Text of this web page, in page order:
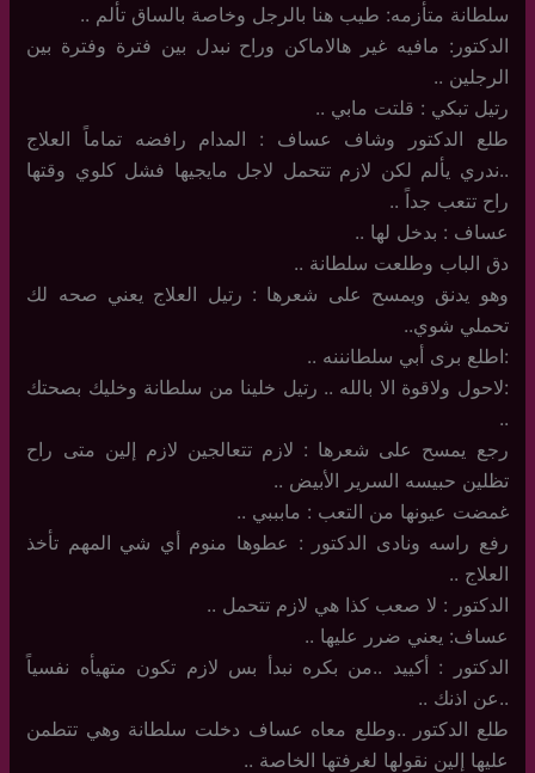
سلطانة متأزمه: طيب هنا بالرجل وخاصة بالساق تألم ..
الدكتور: مافيه غير هالاماكن وراح نبدل بين فترة وفترة بين
الرجلين ..
رتيل تبكي : قلتت مابي ..
طلع الدكتور وشاف عساف : المدام رافضه تماماً العلاج
..ندري يألم لكن لازم تتحمل لاجل مايجيها فشل كلوي وقتها
راح تتعب جداً ..
عساف : بدخل لها ..
دق الباب وطلعت سلطانة ..
وهو يدنق ويمسح على شعرها : رتيل العلاج يعني صحه لك
تحملي شوي..
:اطلع برى أبي سلطانننه ..
:لاحول ولاقوة الا بالله .. رتيل خلينا من سلطانة وخليك بصحتك
..
رجع يمسح على شعرها : لازم تتعالجين لازم إلين متى راح
تظلين حبيسه السرير الأبيض ..
غمضت عيونها من التعب : مابببي ..
رفع راسه ونادى الدكتور : عطوها منوم أي شي المهم تأخذ
العلاج ..
الدكتور : لا صعب كذا هي لازم تتحمل ..
عساف: يعني ضرر عليها ..
الدكتور : أكييد ..من بكره نبدأ بس لازم تكون متهيأه نفسياً
..عن اذنك ..
طلع الدكتور ..وطلع معاه عساف دخلت سلطانة وهي تتطمن
عليها إلين نقولها لغرفتها الخاصة ..